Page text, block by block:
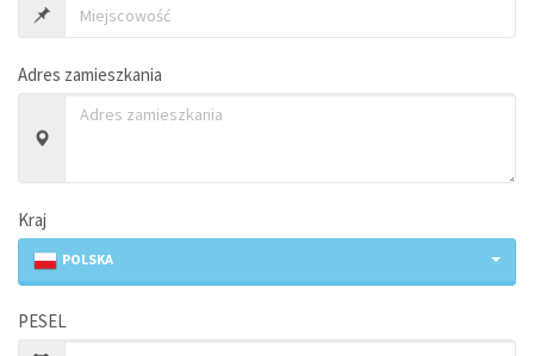
Adres zamieszkania
Kraj
POLSKA
PESEL